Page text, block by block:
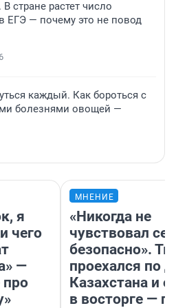
стране растет число
ЕГЭ — почему это не повод
каждый. Как бороться с
болезнями овощей —
я
чего
—
МНЕНИЕ
«Никогда не
чувствовал
безопасно».
проехался по
Казахстана и
в восторге —